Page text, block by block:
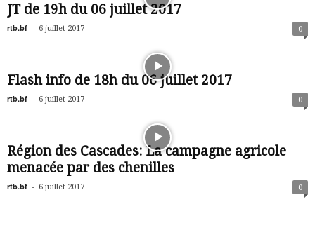
JT de 19h du 06 juillet 2017
rtb.bf - 6 juillet 2017 0
Flash info de 18h du 06 juillet 2017
rtb.bf - 6 juillet 2017 0
Région des Cascades: La campagne agricole
menacée par des chenilles
rtb.bf - 6 juillet 2017 0